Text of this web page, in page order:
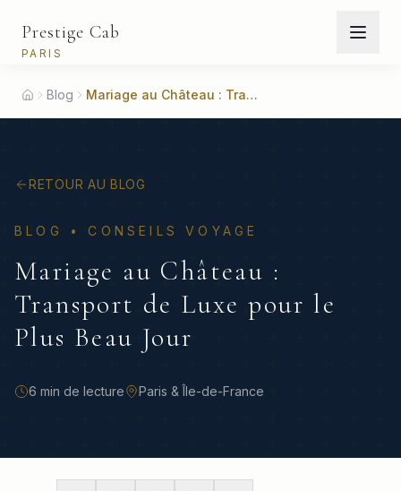
Prestige Cab
PARIS
HomeBlog Mariage au Château : Transport de Luxe pour le Plus Beau Jour
RETOUR AU BLOG
BLOG •CONSEILS VOYAGE
Mariage au Château :
Transport de Luxe pour le
Plus Beau Jour
6 min de lecture Paris & Île-de-France